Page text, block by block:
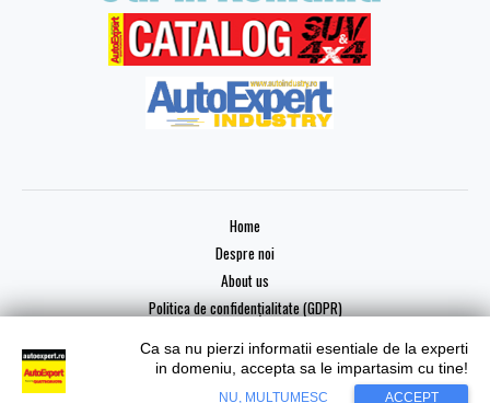
Home
Despre noi
About us
Politica de confidențialitate (GDPR)
Copyright © 2026 AutoExpert
Ca sa nu pierzi informatii esentiale de la experti
in domeniu, accepta sa le impartasim cu tine!
NU, MULTUMESC ACCEPT